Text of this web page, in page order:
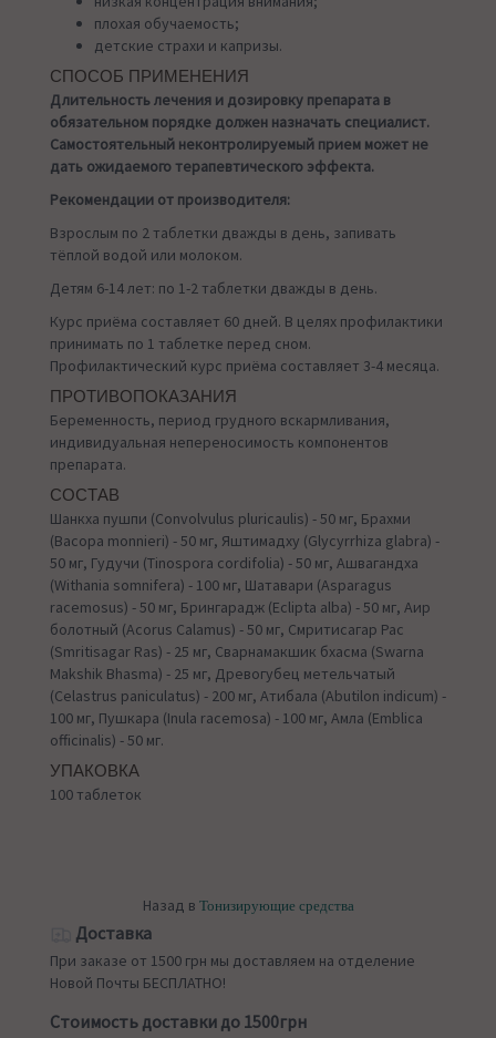
плохая обучаемость;
детские страхи и капризы.
СПОСОБ ПРИМЕНЕНИЯ
Длительность лечения и дозировку препарата в
обязательном порядке должен назначать специалист.
Самостоятельный неконтролируемый прием может не
дать ожидаемого терапевтического эффекта.
Рекомендации от производителя:
Взрослым по 2 таблетки дважды в день, запивать
тёплой водой или молоком.
Детям 6-14 лет: по 1-2 таблетки дважды в день.
Курс приёма составляет 60 дней. В целях профилактики
принимать по 1 таблетке перед сном.
Профилактический курс приёма составляет 3-4 месяца.
ПРОТИВОПОКАЗАНИЯ
Беременность, период грудного вскармливания,
индивидуальная непереносимость компонентов
препарата.
СОСТАВ
Шанкха пушпи (Convolvulus pluricaulis) - 50 мг, Брахми
(Bacopa monnieri) - 50 мг, Яштимадху (Glycyrrhiza glabra) -
50 мг, Гудучи (Tinospora cordifolia) - 50 мг, Ашвагандха
(Withania somnifera) - 100 мг, Шатавари (Asparagus
racemosus) - 50 мг, Брингарадж (Eclipta alba) - 50 мг, Аир
болотный (Acorus Calamus) - 50 мг, Смритисагар Рас
(Smritisagar Ras) - 25 мг, Сварнамакшик бхасма (Swarna
Makshik Bhasma) - 25 мг, Древогубец метельчатый
(Celastrus paniculatus) - 200 мг, Атибала (Abutilon indicum) -
100 мг, Пушкара (Inula racemosa) - 100 мг, Амла (Emblica
officinalis) - 50 мг.
УПАКОВКА
100 таблеток
Назад в Тонизирующие средства
Доставка
При заказе от 1500 грн мы доставляем на отделение
Новой Почты БЕСПЛАТНО!
Стоимость доставки до 1500грн